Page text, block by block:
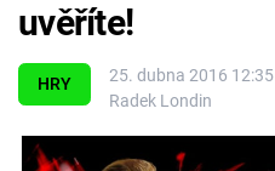
Témata
HRY
25. dubna 2016 12:35
Radek Londin
uvěříte!